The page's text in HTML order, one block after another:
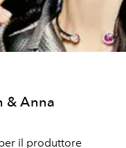
& Anna
il produttore